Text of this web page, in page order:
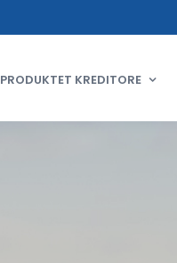
PRODUKTET KREDITORE